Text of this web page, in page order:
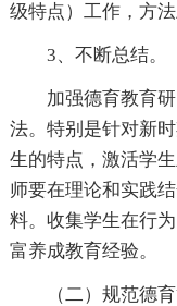
级特点）工作，方
3、不断总结。
加强德育教育
法。特别是针对新
生的特点，激活学
师要在理论和实践
料。收集学生在行
富养成教育经验。
（二）规范德